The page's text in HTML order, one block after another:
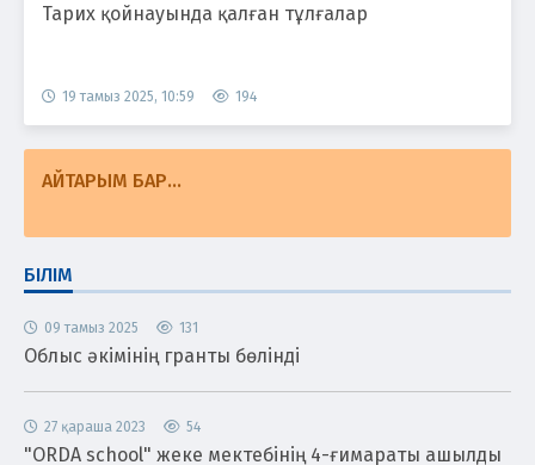
Тарих қойнауында қалған тұлғалар
19 тамыз 2025, 10:59 194
АЙТАРЫМ БАР...
БІЛІМ
09 тамыз 2025 131
Облыс әкімінің гранты бөлінді
27 қараша 2023 54
"ORDA school" жеке мектебінің 4-ғимараты ашылды